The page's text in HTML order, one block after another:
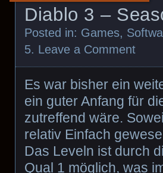
Diablo 3 –
Posted in: Games,
5. Leave a Comment
Es war bisher ein
ein guter Anfang für
zutreffend wäre.
relativ Einfach
Das Leveln ist durch
Qual 1 möglich, was